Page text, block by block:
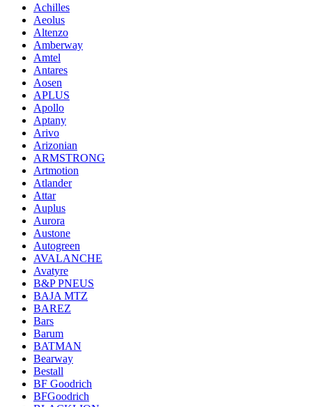
Achilles
Aeolus
Altenzo
Amberway
Amtel
Antares
Aosen
APLUS
Apollo
Aptany
Arivo
Arizonian
ARMSTRONG
Artmotion
Atlander
Attar
Auplus
Aurora
Austone
Autogreen
AVALANCHE
Avatyre
B&P PNEUS
BAJA MTZ
BAREZ
Bars
Barum
BATMAN
Bearway
Bestall
BF Goodrich
BFGoodrich